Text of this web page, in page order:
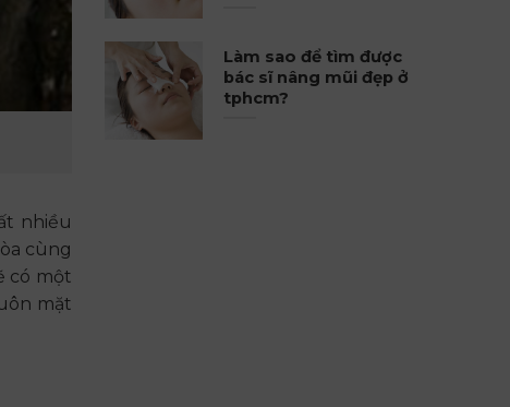
nhiều
cùng
có một
mặt
Làm sao để tìm được
bác sĩ nâng mũi đẹp ở
tphcm?